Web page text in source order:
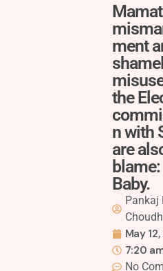
ment
the
n with
are
Baby.
Pankaj
May
7:20
No